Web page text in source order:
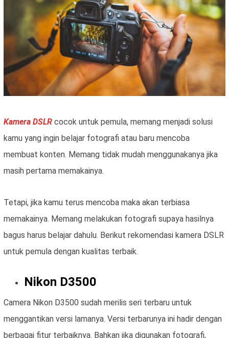
Kamera DSLR cocok untuk pemula, memang menjadi solusi
kamu yang ingin belajar fotografi atau baru mencoba
membuat konten. Memang tidak mudah menggunakanya jika
masih pertama memakainya.
Tetapi, jika kamu terus mencoba maka akan terbiasa
memakainya. Memang melakukan fotografi supaya hasilnya
bagus harus belajar dahulu. Berikut rekomendasi kamera DSLR
untuk pemula dengan kualitas terbaik.
Nikon D3500
Camera Nikon D3500 sudah merilis seri terbaru untuk
menggantikan versi lamanya. Versi terbarunya ini hadir dengan
berbagai fitur terbaiknya. Bahkan jika digunakan fotografi,